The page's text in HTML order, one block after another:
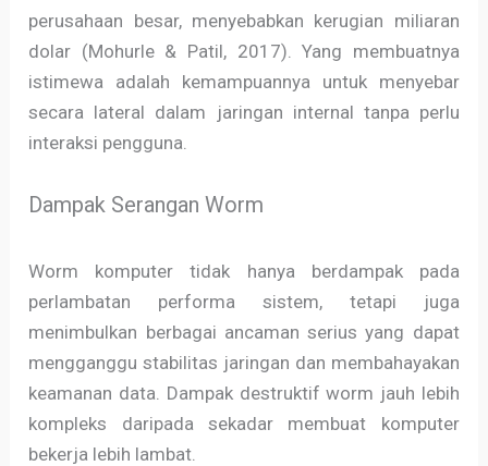
perusahaan besar, menyebabkan kerugian miliaran
dolar (Mohurle & Patil, 2017). Yang membuatnya
istimewa adalah kemampuannya untuk menyebar
secara lateral dalam jaringan internal tanpa perlu
interaksi pengguna.
Dampak Serangan Worm
Worm komputer tidak hanya berdampak pada
perlambatan performa sistem, tetapi juga
menimbulkan berbagai ancaman serius yang dapat
mengganggu stabilitas jaringan dan membahayakan
keamanan data. Dampak destruktif worm jauh lebih
kompleks daripada sekadar membuat komputer
bekerja lebih lambat.